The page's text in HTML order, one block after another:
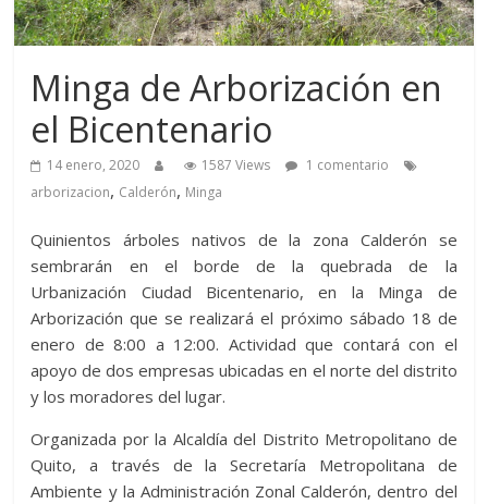
Minga de Arborización en
el Bicentenario
14 enero, 2020 1587 Views
1 comentario
arborizacion, Calderón, Minga
Quinientos árboles nativos de la zona Calderón se
sembrarán en el borde de la quebrada de la
Urbanización Ciudad Bicentenario, en la Minga de
Arborización que se realizará el próximo sábado 18 de
enero de 8:00 a 12:00. Actividad que contará con el
apoyo de dos empresas ubicadas en el norte del distrito
y los moradores del lugar.
Organizada por la Alcaldía del Distrito Metropolitano de
Quito, a través de la Secretaría Metropolitana de
Ambiente y la Administración Zonal Calderón, dentro del